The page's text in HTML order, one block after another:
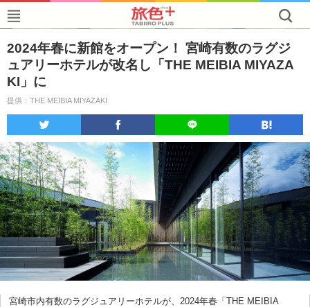
2024年春に新館をオープン！ 宮崎有数のラグジ
ュアリーホテルが改名し「THE MEIBIA MIYAZA
KI」に
提供：THE MEIBIA MIYAZAKI
宮崎市内有数のラグジュアリーホテルが、2024年春「THE MEIBIA